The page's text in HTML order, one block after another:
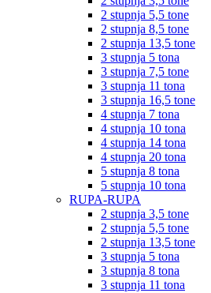
2 stupnja 5,5 tone
2 stupnja 8,5 tone
2 stupnja 13,5 tone
3 stupnja 5 tona
3 stupnja 7,5 tone
3 stupnja 11 tona
3 stupnja 16,5 tone
4 stupnja 7 tona
4 stupnja 10 tona
4 stupnja 14 tona
4 stupnja 20 tona
5 stupnja 8 tona
5 stupnja 10 tona
RUPA-RUPA
2 stupnja 3,5 tone
2 stupnja 5,5 tone
2 stupnja 13,5 tone
3 stupnja 5 tona
3 stupnja 8 tona
3 stupnja 11 tona